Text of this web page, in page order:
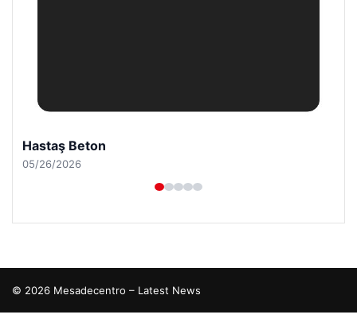
Hastaş Beton
05/26/2026
© 2026 Mesadecentro – Latest News